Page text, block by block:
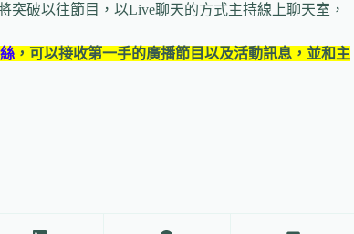
破以往節目，以Live聊天的方式主持線上聊天室，
，可以接收第一手的廣播節目以及活動訊息，並和主